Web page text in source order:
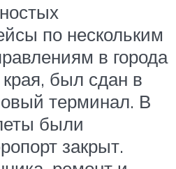
по нескольким
в города
края, был сдан в
терминал. В
были
закрыт.